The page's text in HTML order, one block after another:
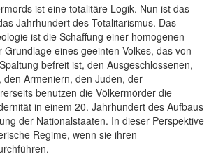
ist eine totalitäre Logik. Nun ist das
Jahrhundert des Totalitarismus. Das
ist die Schaffung einer homogenen
eines geeinten Volkes, das von
befreit ist, den Ausgeschlossenen,
den Armeniern, den Juden, der
benutzen die Völkermörder die
in einem 20. Jahrhundert des Aufbaus
der Nationalstaaten. In dieser Perspektive
Regime, wenn sie ihren